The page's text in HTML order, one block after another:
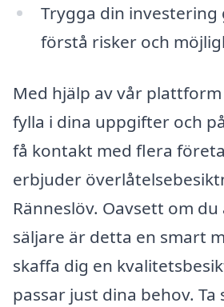
Trygga din investering
förstå risker och
Med hjälp av vår
fylla i dina uppgifter och
få kontakt med flera
erbjuder
Ränneslöv. Oavsett om
säljare är detta en smart
skaffa dig en
passar just dina behov.